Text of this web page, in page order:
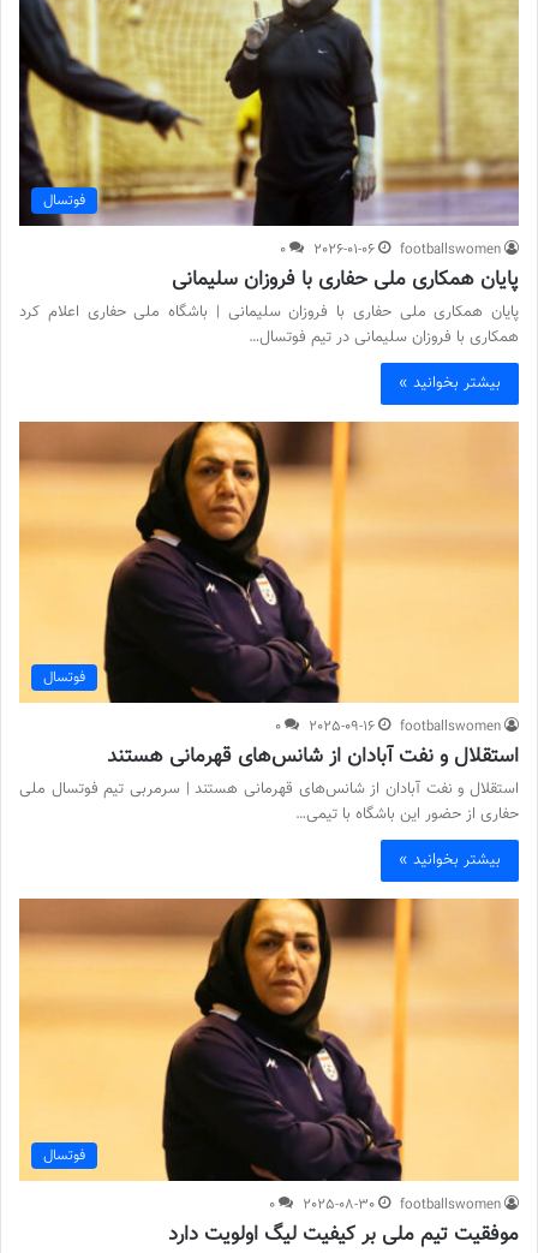
فوتسال
footballswomen
2026-01-06
0
پایان همکاری ملی حفاری با فروزان سلیمانی
پایان همکاری ملی حفاری با فروزان سلیمانی | باشگاه ملی حفاری اعلام کرد
همکاری با فروزان سلیمانی در تیم فوتسال…
بیشتر بخوانید »
فوتسال
footballswomen
2025-09-16
0
استقلال و نفت آبادان از شانس‌های قهرمانی‌ هستند
استقلال و نفت آبادان از شانس‌های قهرمانی‌ هستند | سرمربی تیم فوتسال ملی
حفاری از حضور این باشگاه با تیمی…
بیشتر بخوانید »
فوتسال
footballswomen
2025-08-30
0
موفقیت تیم ملی بر کیفیت لیگ اولویت دارد